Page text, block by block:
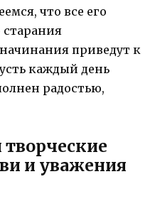
что все его
старания
приведут к
каждый день
радостью,
и уважения